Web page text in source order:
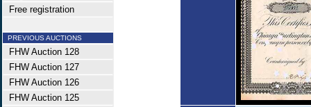
Free registration
PREVIOUS AUCTIONS
FHW Auction 128
FHW Auction 127
FHW Auction 126
FHW Auction 125